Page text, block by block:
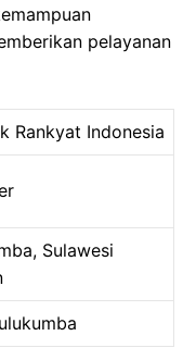
pelayanan
Rankyat Indonesia
Sulawesi